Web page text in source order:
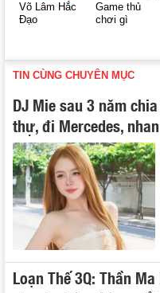
Võ Lâm Hắc
Đạo
Game thủ
chơi gì
TIN CÙNG CHUYÊN MỤC
DJ Mie sau 3 năm
thự, đi Mercedes,
Loạn Thế 3Q: Thần